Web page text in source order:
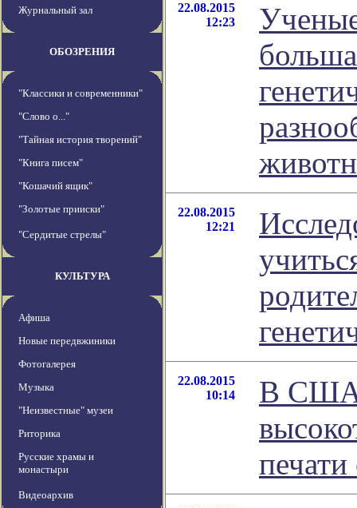
Журнальный зал
ОБОЗРЕНИЯ
"Классики и современники"
"Слово о..."
"Тайная история творений"
"Книга писем"
"Кошачий ящик"
"Золотые прииски"
"Сердитые стрелы"
КУЛЬТУРА
Афиша
Новые передвжиники
Фотогалерея
Музыка
"Неизвестные" музеи
Риторика
Русские храмы и
монастыри
Видеоархив
22.08.2015
12:23
22.08.2015
12:21
22.08.2015
10:14
В США
печати